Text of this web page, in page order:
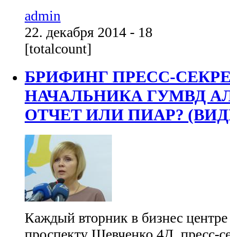
admin
22. декабря 2014 - 18
[totalcount]
БРИФИНГ ПРЕСС-
НАЧАЛЬНИКА ГУМВД
ОТЧЕТ ИЛИ ПИАР?
Каждый вторник в бизнес